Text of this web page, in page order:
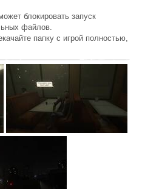
блокировать запуск
файлов.
папку с игрой полностью,